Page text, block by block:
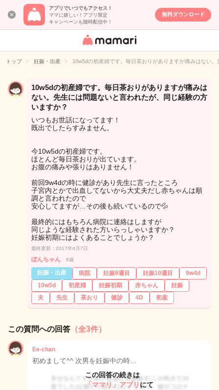
アプリでいつでもアクセス！
ママに嬉しい！アプリ限定
キャンペーンも随時配信中！
無料ダウンロード
女性専用匿名QA
イト
トップ 妊娠・出産 10w5dの初産婦です。毎日茶おりがありますが痛みはない
10w5dの初産婦です。毎日茶おりがありますが痛みは
ない。先生には問題ないと言われたが、同じ経験の方
いますか？
いつもお世話になってます！
既出でしたらすみません。
今10w5dの初産婦です。
ほとんど毎日茶おりが出ています。
お腹の痛みや張りはありません！
前回9w4dの時に健診があり先生に言ったところ
子宮内とかで出血してないから大丈夫だし赤ちゃんは順
調と言われたので
安心してますが…その後も続いているので💦
最終的にはもちろん病院に連絡はしますが
同じような経験された方いらっしゃいますか？
妊娠初期にはよくあることでしょうか？
最終更新：2017年4月7日
ぽんちゃん 8歳
妊娠・出産 病院 妊娠9週目 妊娠10週目
9w4d
10w5d
初産婦 妊娠初期 赤ちゃん
妊娠
夫
先生 茶おり 健診 4D 初産
この質問への回答 （全3件）
Ee-chan
初めまして^^ 次男を妊娠中の時…
この回答の続きは
「ママリ」アプリ にて